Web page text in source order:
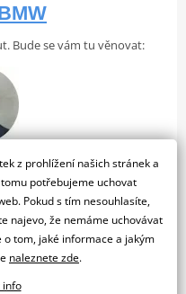
Bude se vám tu věnovat:
Liberec, 460 08
18:00)
306
z prohlížení našich stránek a
potřebujeme uchovat
Pokud s tím nesouhlasíte,
najevo, že nemáme uchovávat
tom, jaké informace a jakým
naleznete zde.
info